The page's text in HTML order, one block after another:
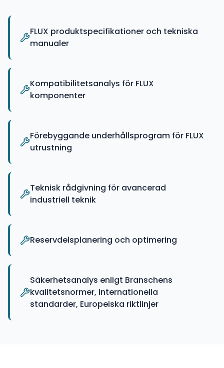
FLUX produktspecifikationer och tekniska
manualer
Kompatibilitetsanalys för FLUX
komponenter
Förebyggande underhållsprogram för FLUX
utrustning
Teknisk rådgivning för avancerad
industriell teknik
Reservdelsplanering och optimering
Säkerhetsanalys enligt Branschens
kvalitetsnormer, Internationella
standarder, Europeiska riktlinjer